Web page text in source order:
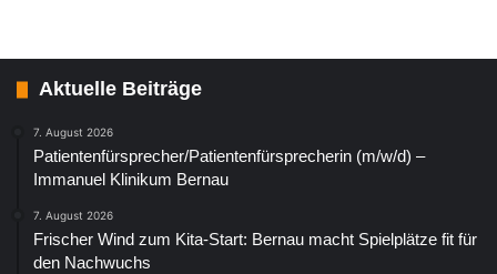
Aktuelle Beiträge
7. August 2026
Patientenfürsprecher/Patientenfürsprecherin (m/w/d) –
Immanuel Klinikum Bernau
7. August 2026
Frischer Wind zum Kita-Start: Bernau macht Spielplätze fit für
den Nachwuchs